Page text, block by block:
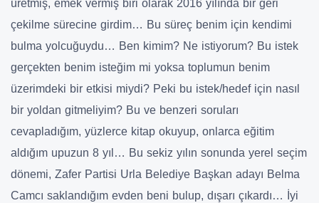
üretmiş, emek vermiş biri olarak 2016 yılında bir geri
çekilme sürecine girdim… Bu süreç benim için kendimi
bulma yolcuğuydu… Ben kimim? Ne istiyorum? Bu istek
gerçekten benim isteğim mi yoksa toplumun benim
üzerimdeki bir etkisi miydi? Peki bu istek/hedef için nasıl
bir yoldan gitmeliyim? Bu ve benzeri soruları
cevapladığım, yüzlerce kitap okuyup, onlarca eğitim
aldığım upuzun 8 yıl… Bu sekiz yılın sonunda yerel seçim
dönemi, Zafer Partisi Urla Belediye Başkan adayı Belma
Camcı saklandığım evden beni bulup, dışarı çıkardı… İyi